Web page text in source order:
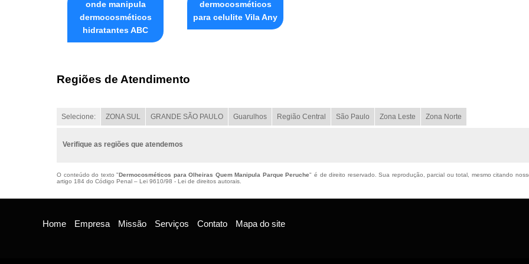
onde manipula
dermocosméticos
hidratantes ABC
dermocosméticos
para celulite Vila Any
Regiões de Atendimento
Selecione: ZONA SUL GRANDE SÃO PAULO Guarulhos Região Central São Paulo Zona Leste Zona Norte
Verifique as regiões que atendemos
O conteúdo do texto "Dermocosméticos para Olheiras Quem Manipula Parque Peruche" é de direito reservado. Sua reprodução, parcial ou total, mesmo citando
artigo 184 do Código Penal – Lei 9610/98 - Lei de direitos autorais
Home Empresa Missão Serviços Contato Mapa do site